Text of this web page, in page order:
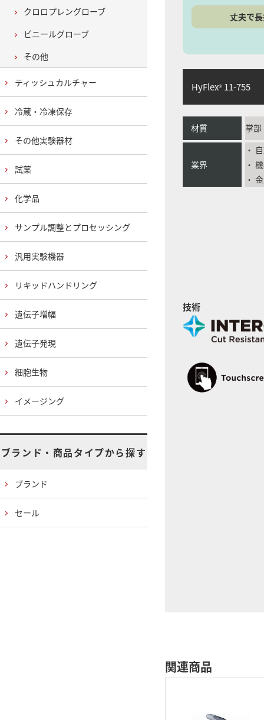
丈夫で
HyFlex® 11-755
材質 掌
業界
・
・
・
技術
関連商品
クロロプレングローブ
ビニールグローブ
その他
ティッシュカルチャー
冷蔵・冷凍保存
その他実験器材
試薬
化学品
サンプル調整とプロセッシング
汎用実験機器
リキッドハンドリング
遺伝子増幅
遺伝子発現
細胞生物
イメージング
ブランド・商品タイプから探す
ブランド
セール